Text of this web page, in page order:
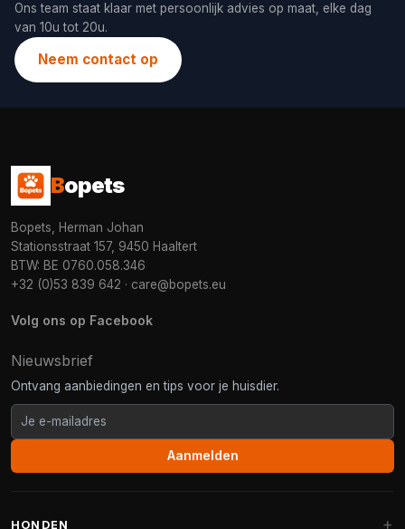
Ons team staat klaar met persoonlijk advies op maat, elke dag
van 10u tot 20u.
Neem contact op
Bopets
Bopets, Herman Johan
Stationsstraat 157, 9450 Haaltert
BTW: BE 0760.058.346
+32 (0)53 839 642 · care@bopets.eu
Volg ons op Facebook
Nieuwsbrief
Ontvang aanbiedingen en tips voor je huisdier.
Aanmelden
HONDEN